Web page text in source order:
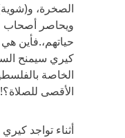
الصخرة،
ويحاصر أصحاب
حياتهم،.فأين
كيري سيمنح
الخاصة
الأقصى للصلاة؟!
أثناء تواجد